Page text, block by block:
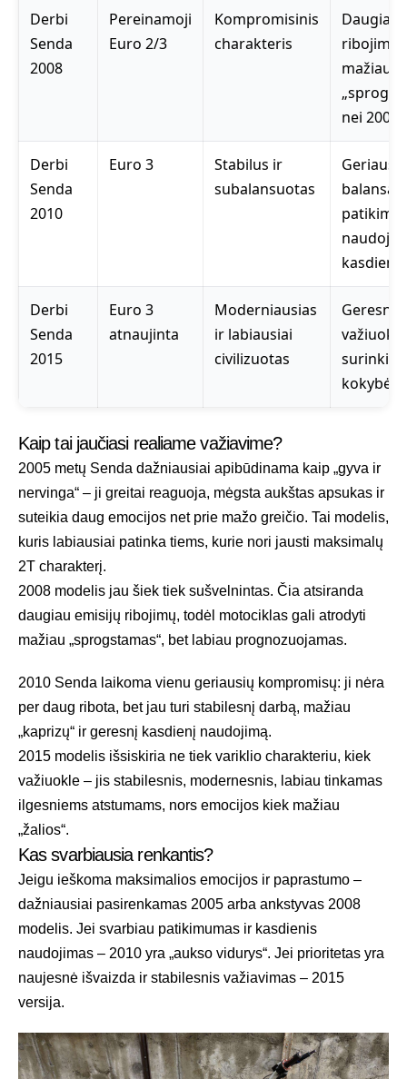
Derbi
Senda
2008
Pereinamoji
Euro 2/3
Kompromisinis
charakteris
Daugiau
ribojimų,
mažiau
nei 2005
Derbi
Senda
2010
Euro 3
Stabilus ir
subalansuotas
kasdien
Derbi
Senda
2015
Euro 3
atnaujinta
Moderniausias
ir labiausiai
civilizuotas
Geresnė
kokybė
Kaip tai jaučiasi realiame važiavime?
2005 metų Senda dažniausiai apibūdinama kaip „gyva ir
nervinga“ – ji greitai reaguoja, mėgsta aukštas apsukas ir
suteikia daug emocijos net prie mažo greičio. Tai modelis,
kuris labiausiai patinka tiems, kurie nori jausti maksimalų
2T charakterį.
2008 modelis jau šiek tiek sušvelnintas. Čia atsiranda
daugiau emisijų ribojimų, todėl motociklas gali atrodyti
mažiau „sprogstamas“, bet labiau prognozuojamas.
2010 Senda laikoma vienu geriausių kompromisų: ji nėra
per daug ribota, bet jau turi stabilesnį darbą, mažiau
„kaprizų“ ir geresnį kasdienį naudojimą.
2015 modelis išsiskiria ne tiek variklio charakteriu, kiek
važiuokle – jis stabilesnis, modernesnis, labiau tinkamas
ilgesniems atstumams, nors emocijos kiek mažiau
„žalios“.
Kas svarbiausia renkantis?
Jeigu ieškoma maksimalios emocijos ir paprastumo –
dažniausiai pasirenkamas 2005 arba ankstyvas 2008
modelis. Jei svarbiau patikimumas ir kasdienis
naudojimas – 2010 yra „aukso vidurys“. Jei prioritetas yra
naujesnė išvaizda ir stabilesnis važiavimas – 2015
versija.